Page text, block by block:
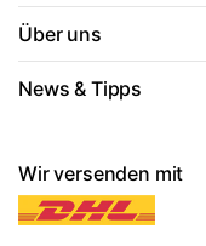
Über uns
News & Tipps
Wir versenden mit